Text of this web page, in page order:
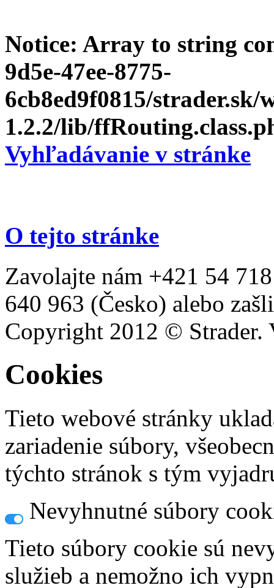
Notice: Array to string
9d5e-47ee-8775-
6cb8ed9f0815/
1.2.2/lib/
Vyhľadávanie v stránke
O tejto stránke
Zavolajte nám +421 54
640 963 (Česko) alebo
Copyright 2012 © Strader.
Cookies
Tieto webové stránky
zariadenie súbory,
týchto stránok s tým
Nevyhnutné súbory
Tieto súbory cookie sú
služieb a nemožno ich